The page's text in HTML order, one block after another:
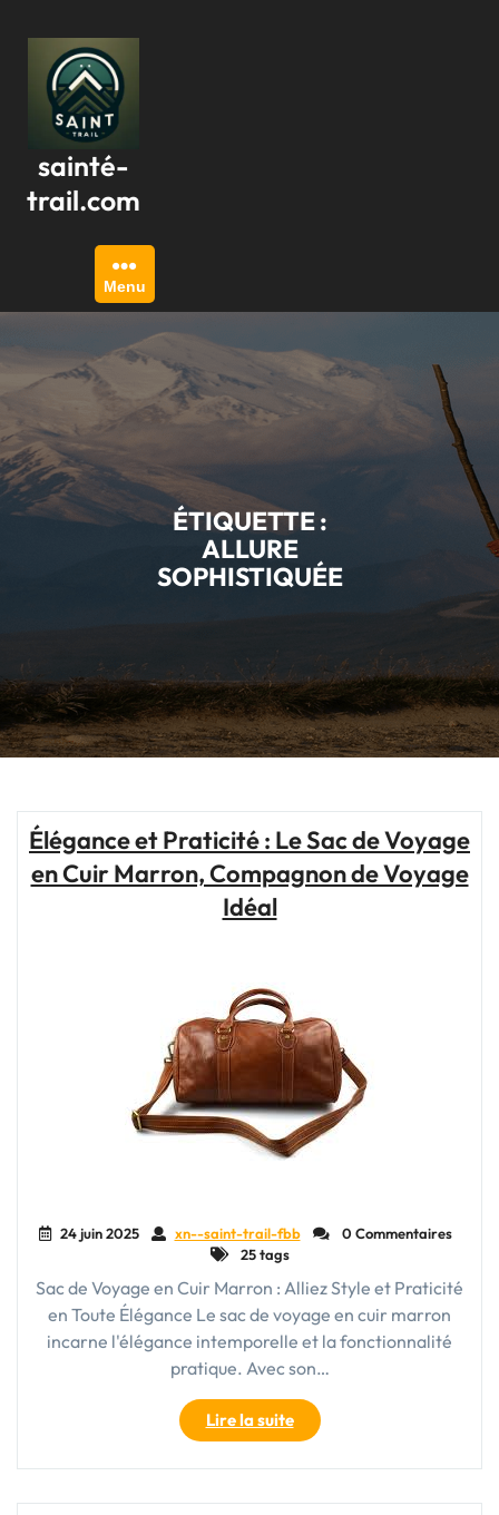
contenu
sainté-
trail.com
Menu
ÉTIQUETTE :
ALLURE
SOPHISTIQUÉE
Élégance et Praticité : Le Sac de Voyage
en Cuir Marron, Compagnon de Voyage
Idéal
24 juin 2025 xn--saint-trail-fbb
0 Commentaires
25 tags
Sac de Voyage en Cuir Marron : Alliez Style et Praticité
en Toute Élégance Le sac de voyage en cuir marron
incarne l'élégance intemporelle et la fonctionnalité
pratique. Avec son…
Lire la suite"Élégance
et
Praticité